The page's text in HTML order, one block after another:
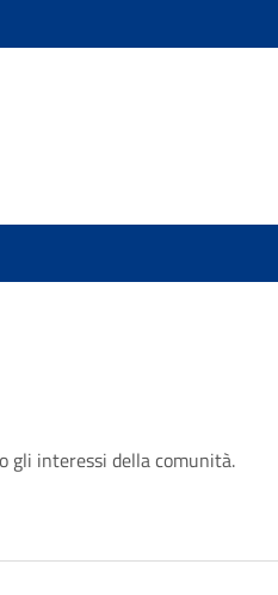
gli interessi della comunità.